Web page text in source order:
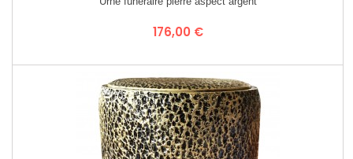
Prix
176,00 €